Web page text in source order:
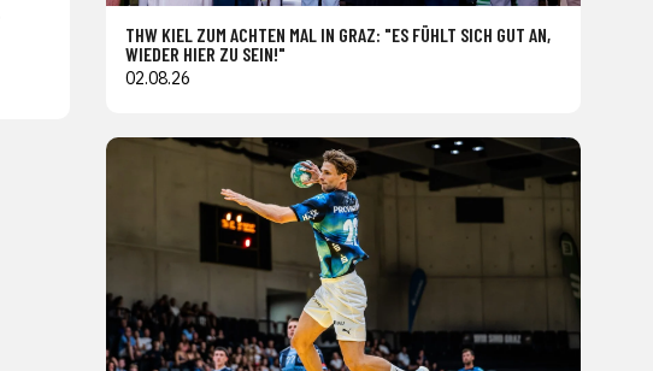
THW KIEL ZUM ACHTEN MAL IN GRAZ: "ES FÜHLT SICH GUT AN,
WIEDER HIER ZU SEIN!"
02.08.26